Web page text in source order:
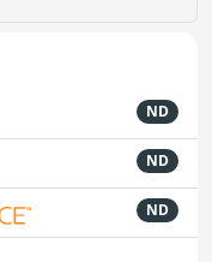
ND
ND
ND